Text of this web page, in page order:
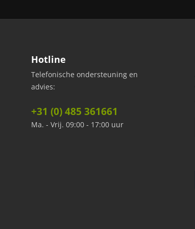
Hotline
Telefonische ondersteuning en
advies:
+31 (0) 485 361661
Ma. - Vrij. 09:00 - 17:00 uur